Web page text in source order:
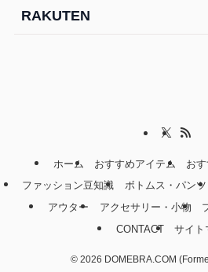
RAKUTEN
ホーム おすすめアイテム
お
ファッション豆知識
ボトムス・パンツ
アウター
アクセサリー・小物
CONTACT
サイト
© 2026 DOMEBRA.COM